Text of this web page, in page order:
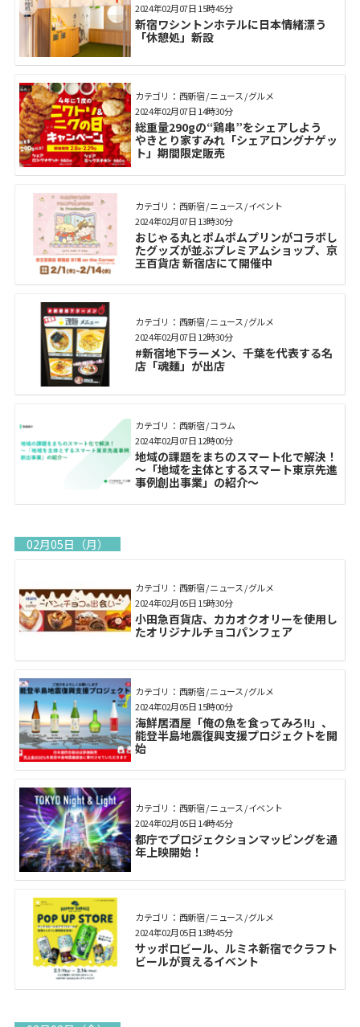
新宿ワシントンホテルに日本情緒漂う
「休憩処」新設
2024年02月07日 15時45分
カテゴリ： 西新宿 / ニュース / グルメ
総重量290gの“鶏串”をシェアしよう
やきとり家すみれ「シェアロングナゲッ
ト」期間限定販売
2024年02月07日 14時30分
カテゴリ： 西新宿 / ニュース / イベント
おじゃる丸とポムポムプリンがコラボし
たグッズが並ぶプレミアムショップ、京
王百貨店 新宿店にて開催中
2024年02月07日 13時30分
カテゴリ： 西新宿 / ニュース / グルメ
#新宿地下ラーメン、千葉を代表する名
店「魂麺」が出店
2024年02月07日 12時30分
カテゴリ： 西新宿 / コラム
地域の課題をまちのスマート化で解決！
～「地域を主体とするスマート東京先進
事例創出事業」の紹介～
2024年02月07日 12時00分
02月05日（月）
カテゴリ： 西新宿 / ニュース / グルメ
小田急百貨店、カカオクオリーを使用し
たオリジナルチョコパンフェア
2024年02月05日 15時30分
カテゴリ： 西新宿 / ニュース / グルメ
海鮮居酒屋「俺の魚を食ってみろ!!」、
能登半島地震復興支援プロジェクトを開
始
2024年02月05日 15時00分
カテゴリ： 西新宿 / ニュース / イベント
都庁でプロジェクションマッピングを通
年上映開始！
2024年02月05日 14時45分
カテゴリ： 西新宿 / ニュース / グルメ
サッポロビール、ルミネ新宿でクラフト
ビールが買えるイベント
2024年02月05日 13時45分